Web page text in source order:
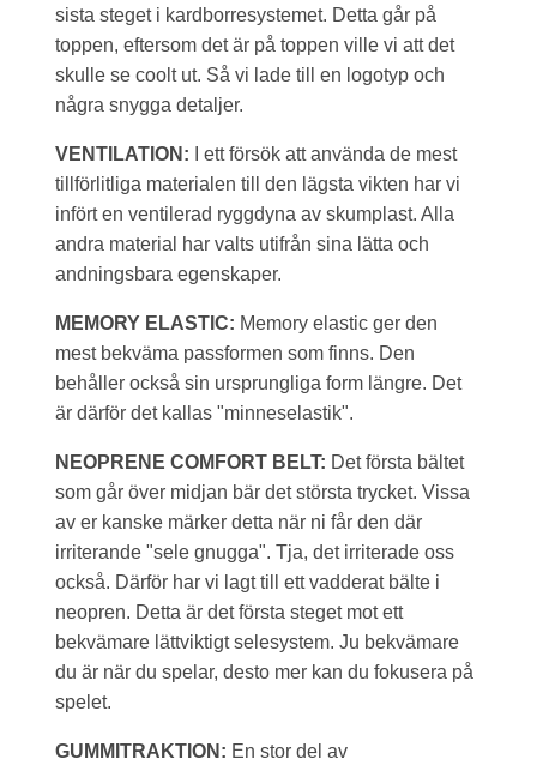
sista steget i kardborresystemet. Detta går på
toppen, eftersom det är på toppen ville vi att det
skulle se coolt ut. Så vi lade till en logotyp och
några snygga detaljer.
VENTILATION: I ett försök att använda de mest
tillförlitliga materialen till den lägsta vikten har vi
infört en ventilerad ryggdyna av skumplast. Alla
andra material har valts utifrån sina lätta och
andningsbara egenskaper.
MEMORY ELASTIC: Memory elastic ger den
mest bekväma passformen som finns. Den
behåller också sin ursprungliga form längre. Det
är därför det kallas "minneselastik".
NEOPRENE COMFORT BELT: Det första bältet
som går över midjan bär det största trycket. Vissa
av er kanske märker detta när ni får den där
irriterande "sele gnugga". Tja, det irriterade oss
också. Därför har vi lagt till ett vadderat bälte i
neopren. Detta är det första steget mot ett
bekvämare lättviktigt selesystem. Ju bekvämare
du är när du spelar, desto mer kan du fokusera på
spelet.
GUMMITRAKTION: En stor del av